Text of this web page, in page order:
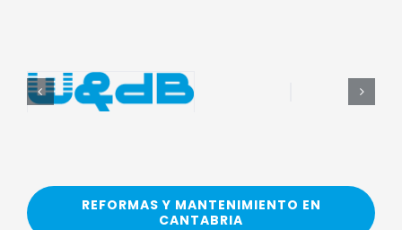
REFORMAS Y MANTENIMIENTO EN
CANTABRIA